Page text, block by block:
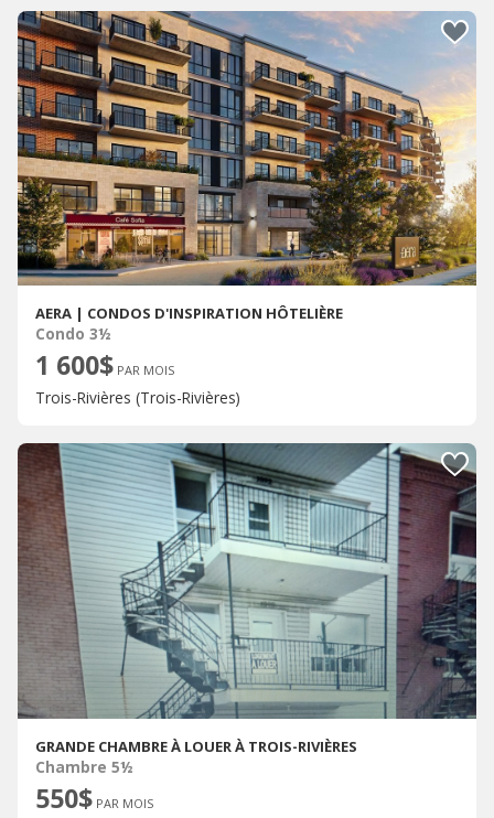
AERA | CONDOS D'INSPIRATION HÔTELIÈRE
Condo 3½
1 600$ PAR MOIS
Trois-Rivières (Trois-Rivières)
GRANDE CHAMBRE À LOUER À TROIS-RIVIÈRES
Chambre 5½
550$ PAR MOIS